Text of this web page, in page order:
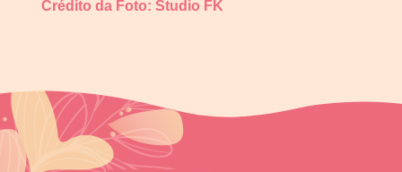
Crédito da Foto: Studio FK